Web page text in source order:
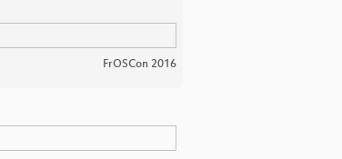
FrOSCon 2016